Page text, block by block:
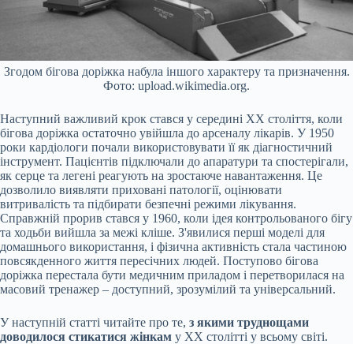
Згодом бігова доріжка набула іншого характеру та призначення.
Фото: upload.wikimedia.org.
Наступний важливий крок стався у середині ХХ століття, коли
бігова доріжка остаточно увійшла до арсеналу лікарів. У 1950
роки кардіологи почали використовувати її як діагностичний
інструмент. Пацієнтів підключали до апаратури та спостерігали,
як серце та легені реагують на зростаюче навантаження. Це
дозволило виявляти приховані патології, оцінювати
витривалість та підбирати безпечні режими лікування.
Справжній прорив стався у 1960, коли ідея контрольованого бігу
та ходьби вийшла за межі кліше. З'явилися перші моделі для
домашнього використання, і фізична активність стала частиною
повсякденного життя пересічних людей. Поступово бігова
доріжка перестала бути медичним приладом і перетворилася на
масовий тренажер – доступний, зрозумілий та універсальний.
У наступній статті читайте про те, з якими труднощами
доводилося стикатися жінкам у ХХ столітті у всьому світі.